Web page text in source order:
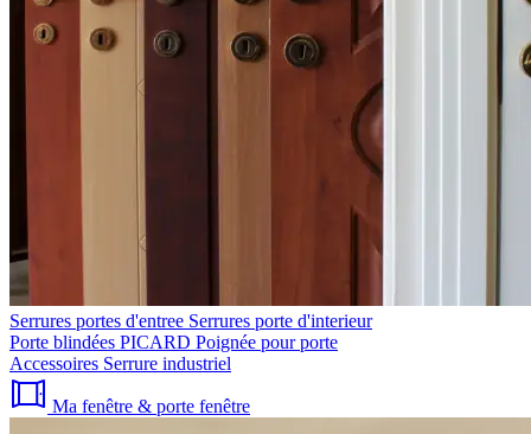
Serrures portes d'entree Serrures porte d'interieur
Porte blindées PICARD Poignée pour porte
Accessoires Serrure industriel
Ma fenêtre & porte fenêtre